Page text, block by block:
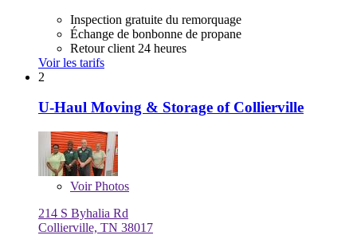
Inspection gratuite du remorquage
Échange de bonbonne de propane
Retour client 24 heures
Voir les tarifs
2
U-Haul Moving & Storage of Collierville
VoirPhotos
214 S Byhalia Rd
Collierville, TN 38017